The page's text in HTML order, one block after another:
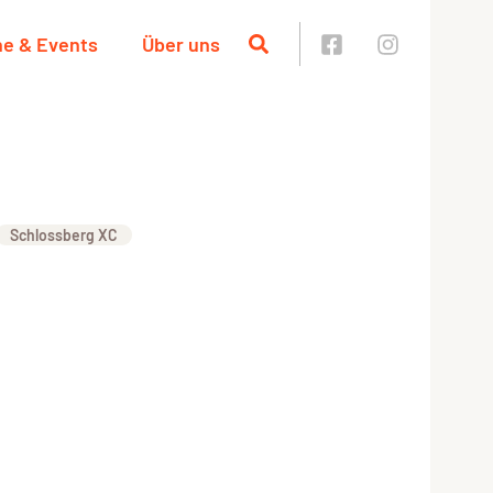
& Events Über uns
Schlossberg XC